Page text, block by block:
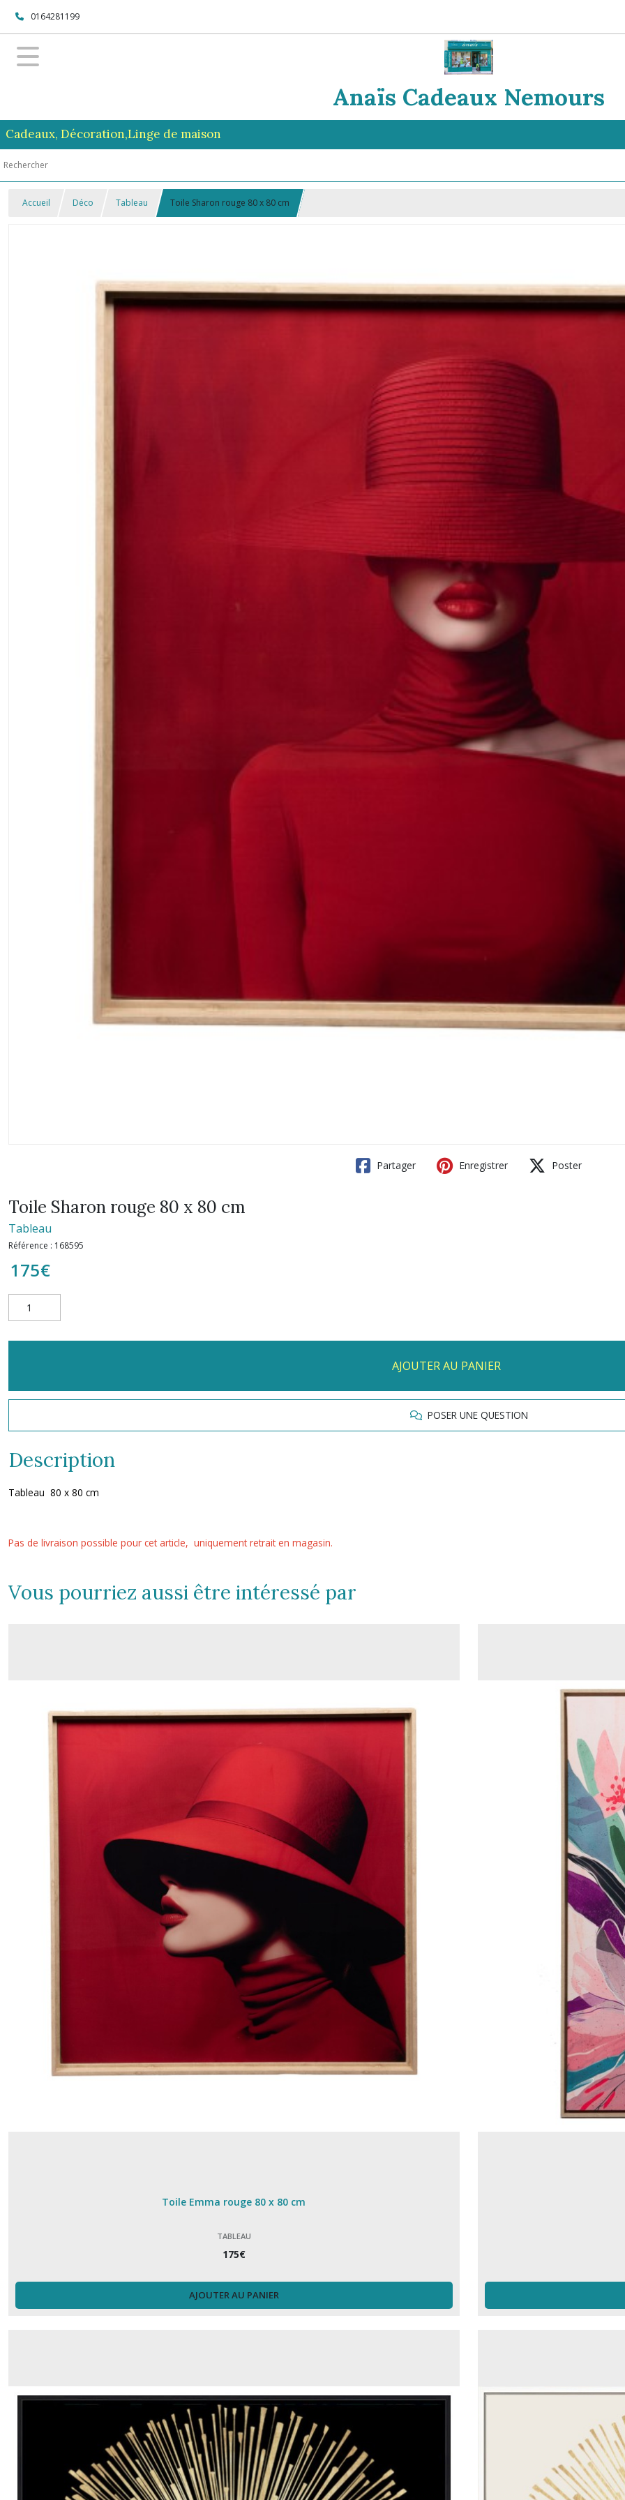
0164281199
Anaïs Cadeaux Nemours
Cadeaux, Décoration,Linge de maison
Accueil Déco Tableau Toile Sharon rouge 80 x 80 cm
Partager Enregistrer Poster
Toile Sharon rouge 80 x 80 cm
Tableau
Référence : 168595
175€
AJOUTER AU PANIER
POSER UNE QUESTION
Description
Tableau 80 x 80 cm
Pas de livraison possible pour cet article, uniquement retrait en magasin.
Vous pourriez aussi être intéressé par
Toile Emma rouge 80 x 80 cm
TABLEAU
175€
AJOUTER AU PANIER